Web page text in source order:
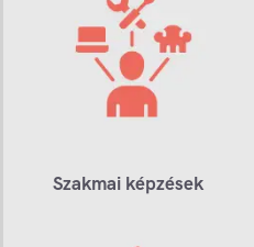
Szakmai képzések